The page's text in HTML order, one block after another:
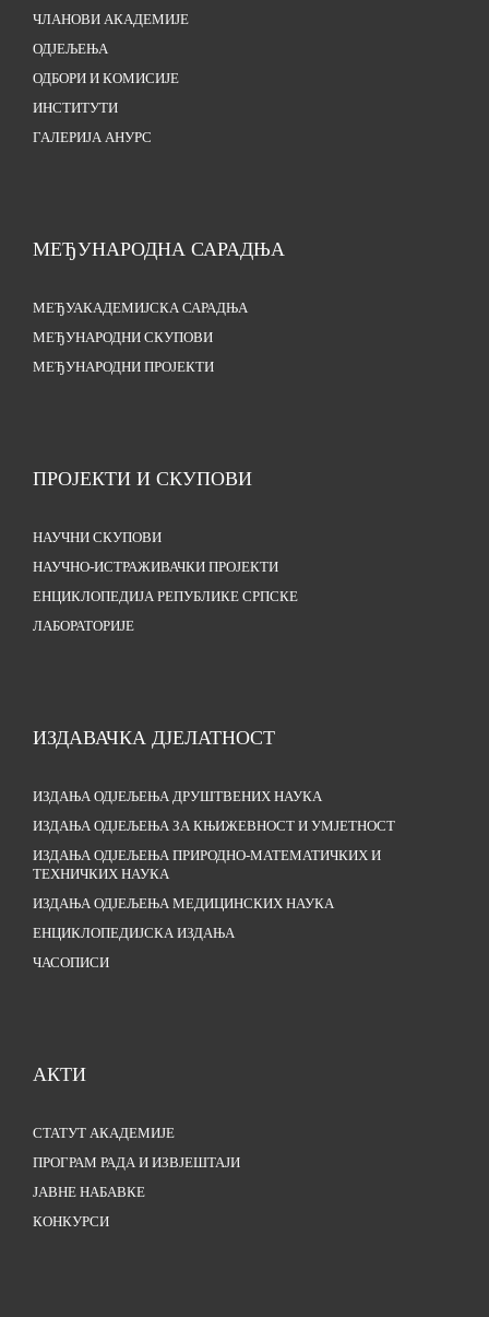
ЧЛАНОВИ АКАДЕМИЈЕ
ОДЈЕЉЕЊА
ОДБОРИ И КОМИСИЈЕ
ИНСТИТУТИ
ГАЛЕРИЈА АНУРС
МЕЂУНАРОДНА САРАДЊА
МЕЂУАКАДЕМИЈСКА САРАДЊА
МЕЂУНАРОДНИ СКУПОВИ
МЕЂУНАРОДНИ ПРОЈЕКТИ
ПРОЈЕКТИ И СКУПОВИ
НАУЧНИ СКУПОВИ
НАУЧНО-ИСТРАЖИВАЧКИ ПРОЈЕКТИ
ЕНЦИКЛОПЕДИЈА РЕПУБЛИКЕ СРПСКЕ
ЛАБОРАТОРИЈЕ
ИЗДАВАЧКА ДЈЕЛАТНОСТ
ИЗДАЊА ОДЈЕЉЕЊА ДРУШТВЕНИХ НАУКА
ИЗДАЊА ОДЈЕЉЕЊА ЗА КЊИЖЕВНОСТ И УМЈЕТНОСТ
ИЗДАЊА ОДЈЕЉЕЊА ПРИРОДНО-МАТЕМАТИЧКИХ И
ТЕХНИЧКИХ НАУКА
ИЗДАЊА ОДЈЕЉЕЊА МЕДИЦИНСКИХ НАУКА
ЕНЦИКЛОПЕДИЈСКА ИЗДАЊА
ЧАСОПИСИ
АКТИ
СТАТУТ АКАДЕМИЈЕ
ПРОГРАМ РАДА И ИЗВЈЕШТАЈИ
ЈАВНЕ НАБАВКЕ
КОНКУРСИ